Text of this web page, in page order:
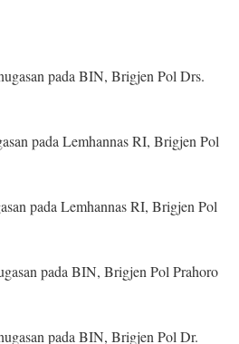
pada BIN, Brigjen Pol Drs.
pada Lemhannas RI, Brigjen Pol
pada Lemhannas RI, Brigjen Pol
pada BIN, Brigjen Pol Prahoro
pada BIN, Brigjen Pol Dr.